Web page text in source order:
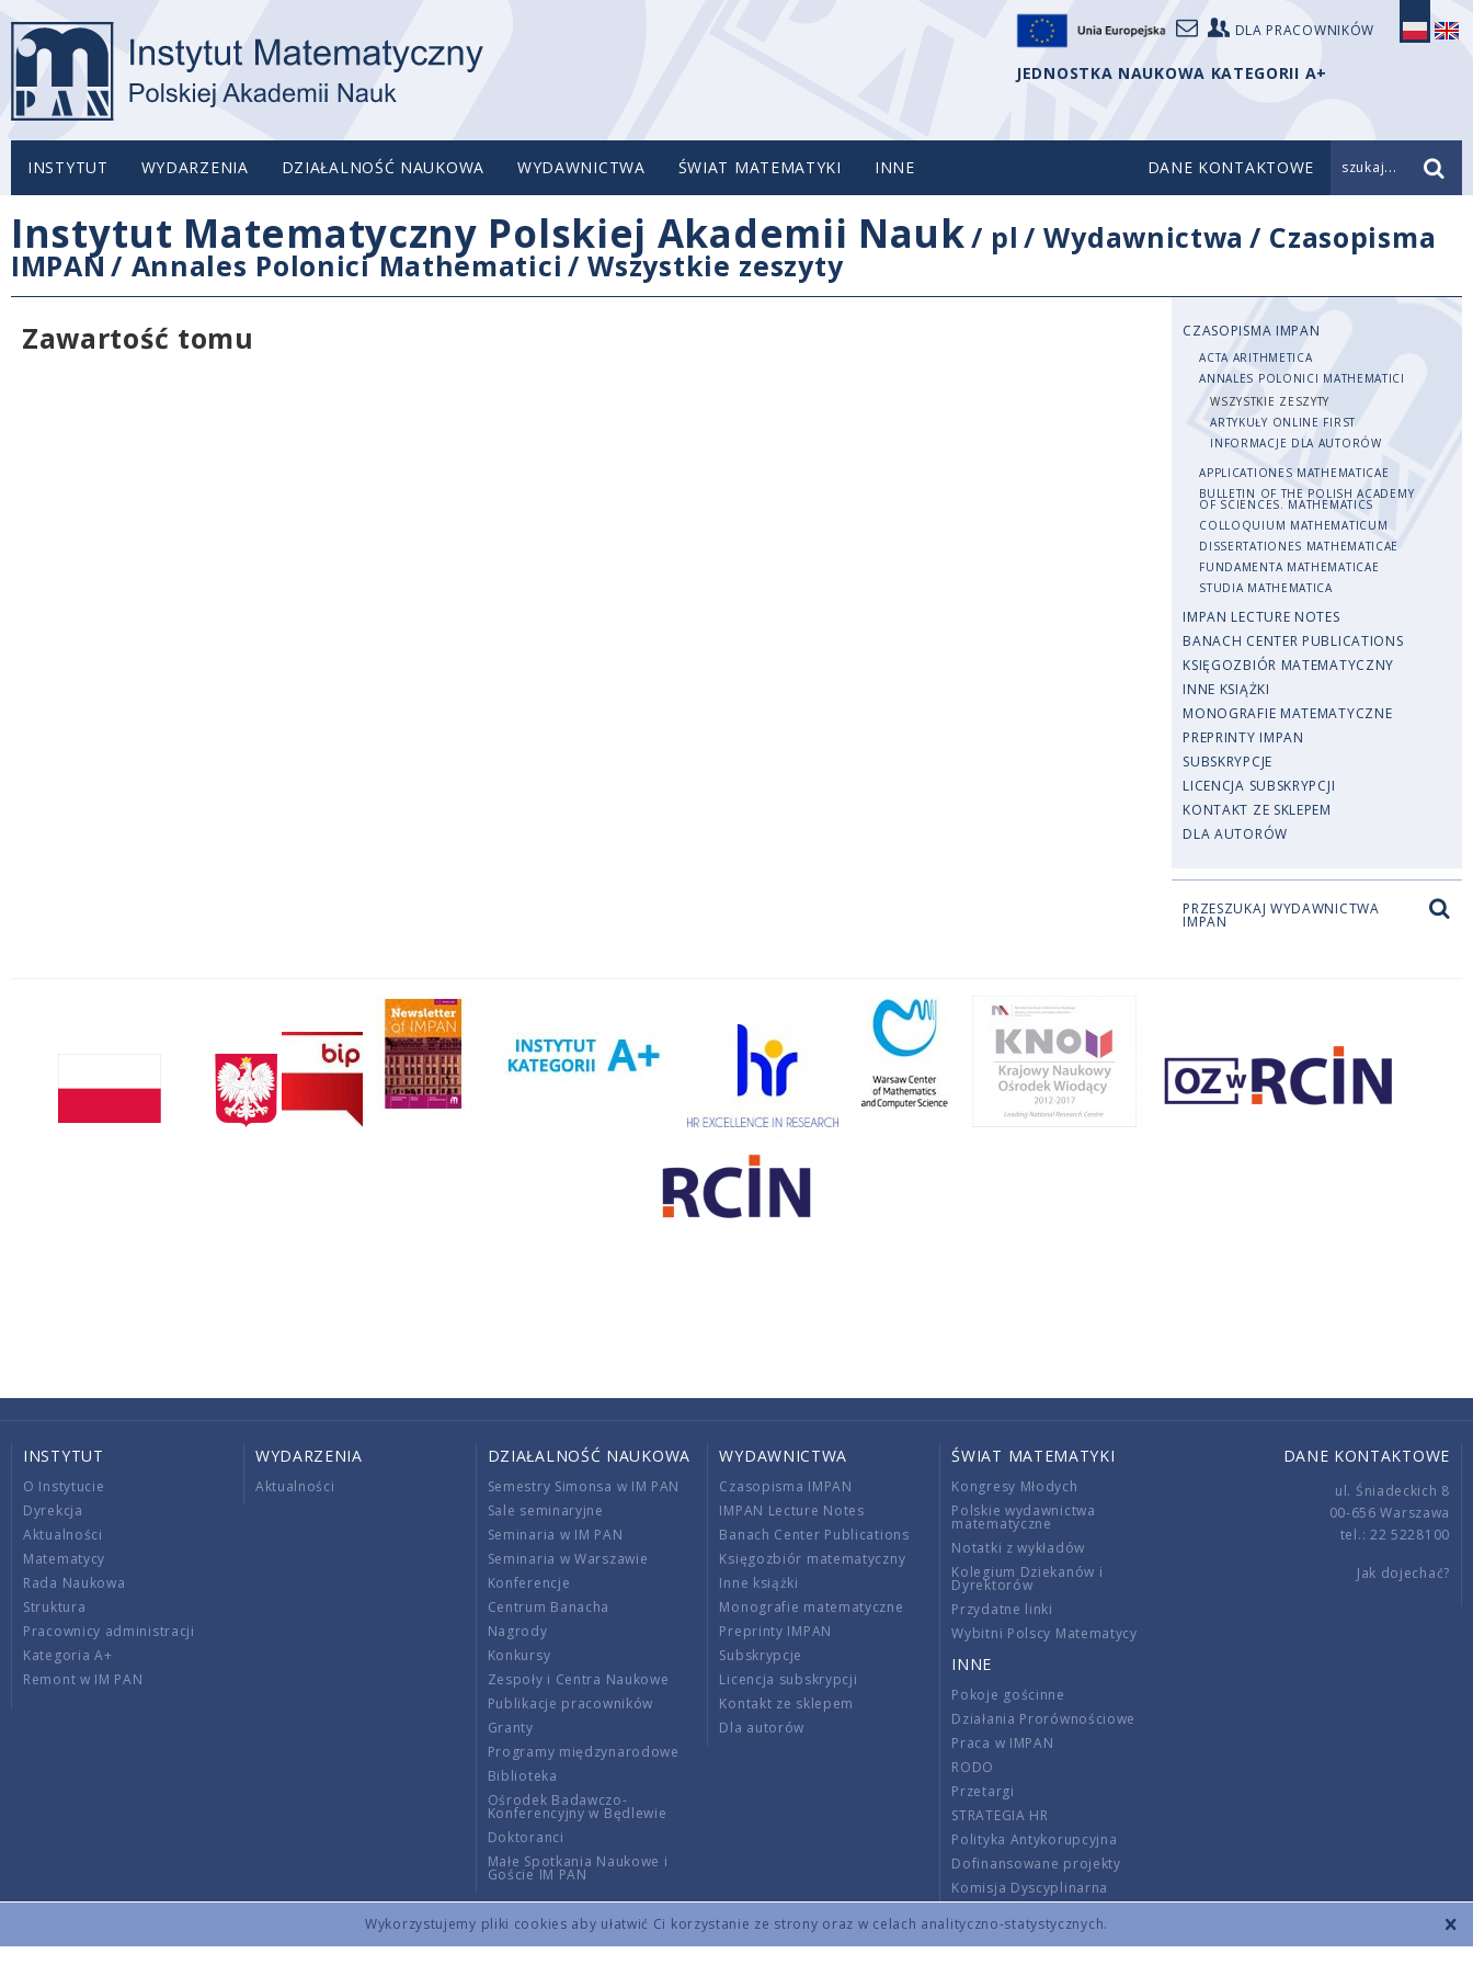
Wykorzystujemy pliki cookies aby ułatwić Ci korzystanie ze strony oraz w celach analityczno-statystycznych.
DLA PRACOWNIKÓW
JEDNOSTKA NAUKOWA KATEGORII A+
INSTYTUT WYDARZENIA DZIAŁALNOŚĆ NAUKOWA WYDAWNICTWA ŚWIAT MATEMATYKI INNE DANE KONTAKTOWE szukaj...
Instytut Matematyczny Polskiej Akademii Nauk/ pl /Wydawnictwa / Czasopisma
IMPAN / Annales Polonici Mathematici /Wszystkie zeszyty
Zawartość tomu
CZASOPISMA IMPAN
ACTA ARITHMETICA
ANNALES POLONICI MATHEMATICI
WSZYSTKIE ZESZYTY
ARTYKUŁY ONLINE FIRST
INFORMACJE DLA AUTORÓW
APPLICATIONES MATHEMATICAE
BULLETIN OF THE POLISH ACADEMY
OF SCIENCES. MATHEMATICS
COLLOQUIUM MATHEMATICUM
DISSERTATIONES MATHEMATICAE
FUNDAMENTA MATHEMATICAE
STUDIA MATHEMATICA
IMPAN LECTURE NOTES
BANACH CENTER PUBLICATIONS
KSIĘGOZBIÓR MATEMATYCZNY
INNE KSIĄŻKI
MONOGRAFIE MATEMATYCZNE
PREPRINTY IMPAN
SUBSKRYPCJE
LICENCJA SUBSKRYPCJI
KONTAKT ZE SKLEPEM
DLA AUTORÓW
PRZESZUKAJ WYDAWNICTWA
IMPAN
INSTYTUT
O Instytucie
Dyrekcja
Aktualności
Matematycy
Rada Naukowa
Struktura
Pracownicy administracji
Kategoria A+
Remont w IM PAN
WYDARZENIA
Aktualności
DZIAŁALNOŚĆ NAUKOWA
Semestry Simonsa w IM PAN
Sale seminaryjne
Seminaria w IM PAN
Seminaria w Warszawie
Konferencje
Centrum Banacha
Nagrody
Konkursy
Zespoły i Centra Naukowe
Publikacje pracowników
Granty
Programy międzynarodowe
Biblioteka
Ośrodek Badawczo-
Konferencyjny w Będlewie
Doktoranci
Małe Spotkania Naukowe i
Goście IM PAN
WYDAWNICTWA
Czasopisma IMPAN
IMPAN Lecture Notes
Banach Center Publications
Księgozbiór matematyczny
Inne książki
Monografie matematyczne
Preprinty IMPAN
Subskrypcje
Licencja subskrypcji
Kontakt ze sklepem
Dla autorów
ŚWIAT MATEMATYKI
Kongresy Młodych
Polskie wydawnictwa
matematyczne
Notatki z wykładów
Kolegium Dziekanów i
Dyrektorów
Przydatne linki
Wybitni Polscy Matematycy
INNE
Pokoje gościnne
Działania Prorównościowe
Praca w IMPAN
RODO
Przetargi
STRATEGIA HR
Polityka Antykorupcyjna
Dofinansowane projekty
Komisja Dyscyplinarna
Wnoszenie opłat
DANE KONTAKTOWE
ul. Śniadeckich 8
00-656 Warszawa
tel.: 22 5228100
Jak dojechać?